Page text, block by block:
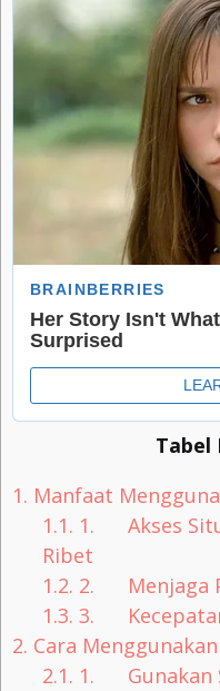
Tabel
1. Manfaat
1.1. 1. Akses
Ribet
1.2. 2. Menjaga
1.3. 3. Kecepatan
2. Cara
2.1. 1. Gunakan